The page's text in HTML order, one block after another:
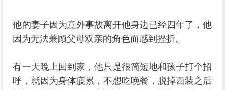
他的妻子因为意外事故离开他身边已经四年了，他
因为无法兼顾父母双亲的角色而感到挫折。
有一天晚上回到家，他只是很简短地和孩子打个招
呼，就因为身体疲累，不想吃晚餐，脱掉西装之后